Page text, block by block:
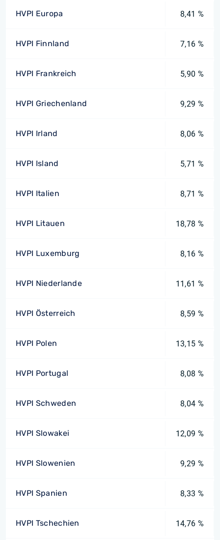
HVPI Europa 8,41 %
HVPI Finnland 7,16 %
HVPI Frankreich 5,90 %
HVPI Griechenland 9,29 %
HVPI Irland 8,06 %
HVPI Island 5,71 %
HVPI Italien 8,71 %
HVPI Litauen 18,78 %
HVPI Luxemburg 8,16 %
HVPI Niederlande 11,61 %
HVPI Österreich 8,59 %
HVPI Polen 13,15 %
HVPI Portugal 8,08 %
HVPI Schweden 8,04 %
HVPI Slowakei 12,09 %
HVPI Slowenien 9,29 %
HVPI Spanien 8,33 %
HVPI Tschechien 14,76 %